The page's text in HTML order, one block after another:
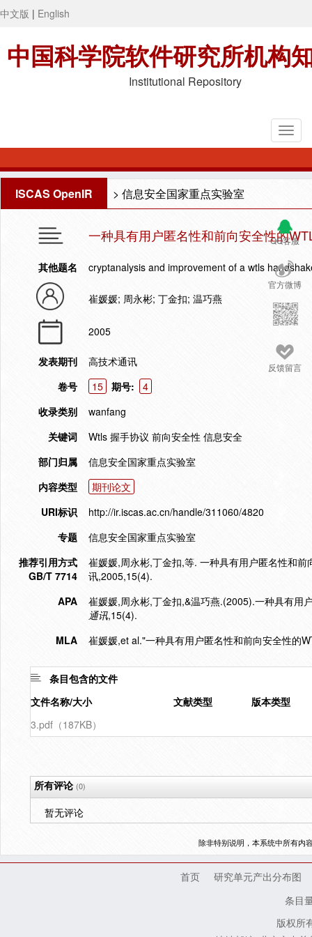
中文版 | English
中国科学院软件研究所机构
Institutional Repository
ISCAS OpenIR > 信息安全国家重点实验室
QQ客服
官方微博
反馈留言
一种具有用户匿名性和前向安全性的
其他题名 cryptanalysis and improvement of a wtls
崔媛媛; 周永彬; 丁金扣; 温巧燕
2005
发表期刊
高技术通讯
卷号
15 期号:
4
收录类别
wanfang
关键词
Wtls 握手协议 前向安全性 信息安全
部门归属
信息安全国家重点实验室
内容类型
期刊论文
URI标识
http://ir.iscas.ac.cn/handle/311060/4820
专题
信息安全国家重点实验室
推荐引用方式
GB/T 7714
崔媛媛,周永彬,丁金扣,等. 一种具有用户匿名性和
讯,2005,15(4).
APA
崔媛媛,周永彬,丁金扣,&温巧燕.(2005).一种具有用
通讯,15(4).
MLA
崔媛媛,et al."一种具有用户匿名性和前向安全性的
条目包含的文件
文件名称/大小
文献类型
版本类型
3.pdf（187KB）
所有评论(0)
暂无评论
除非特别说明，本系统中所有内
首页
研究单元产出分布图
条目
版权所